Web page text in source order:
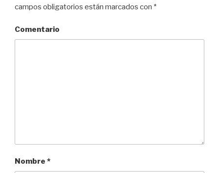
campos obligatorios están marcados con *
Comentario
Nombre *